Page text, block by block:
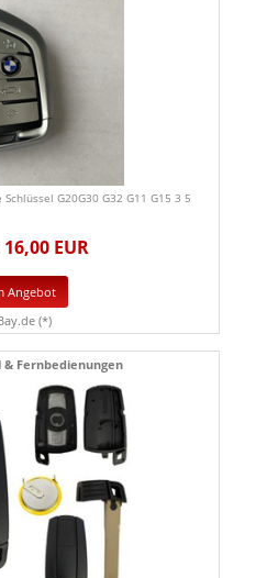
G20G30 G32 G11 G15 3 5
16,00 EUR
Angebot
(*)
& Fernbedienungen